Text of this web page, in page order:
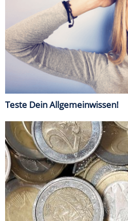
Teste Dein Allgemeinwissen!